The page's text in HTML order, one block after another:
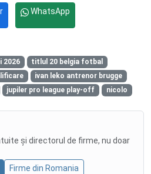
WhatsApp
2026
titlul 20 belgia fotbal
ivan leko antrenor brugge
jupiler pro league play-off nicolo
și directorul de firme, nu doar
Firme din Romania